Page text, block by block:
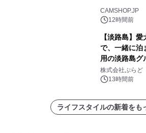
CAMSHOP.JP
12時間前
【淡路島】
で、一緒に泊
用の淡路島グ
プール グラン
スの2施設で
株式会社ぷらど
13時間前
ライフスタイルの新着をも